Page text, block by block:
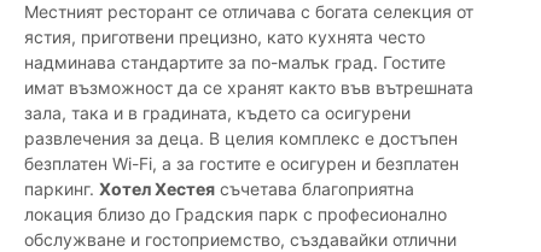
Местният ресторант се отличава с богата селекция от
ястия, приготвени прецизно, като кухнята често
надминава стандартите за по-малък град. Гостите
имат възможност да се хранят както във вътрешната
зала, така и в градината, където са осигурени
развлечения за деца. В целия комплекс е достъпен
безплатен Wi-Fi, а за гостите е осигурен и безплатен
паркинг. Хотел Хестея съчетава благоприятна
локация близо до Градския парк с професионално
обслужване и гостоприемство, създавайки отлични